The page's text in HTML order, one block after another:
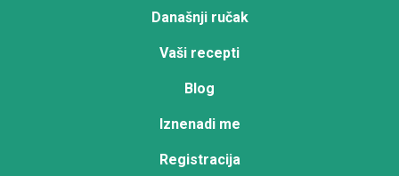
Današnji ručak
Vaši recepti
Blog
Iznenadi me
Registracija